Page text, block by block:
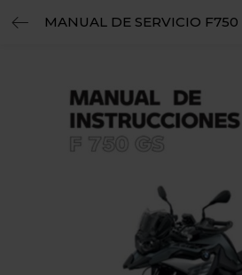
MANUAL DE SERVICIO F750
LOGIN
Enter your username and password
Login
Lost